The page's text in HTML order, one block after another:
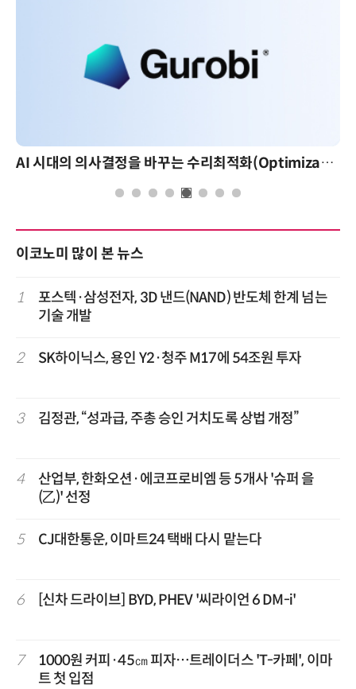
AI 핀옵스 실전 세미나: 폭증하는 AI 토큰 비용 관리 전략
이코노미 많이 본 뉴스
1
포스텍·삼성전자, 3D 낸드(NAND) 반도체 한계 넘는
기술 개발
2 SK하이닉스, 용인 Y2·청주 M17에 54조원 투자
3 김정관, “성과급, 주총 승인 거치도록 상법 개정”
4
산업부, 한화오션·에코프로비엠 등 5개사 '슈퍼 을
(乙)' 선정
5 CJ대한통운, 이마트24 택배 다시 맡는다
6 [신차 드라이브] BYD, PHEV '씨라이언 6 DM-i'
7
1000원 커피·45㎝ 피자…트레이더스 'T-카페', 이마
트 첫 입점